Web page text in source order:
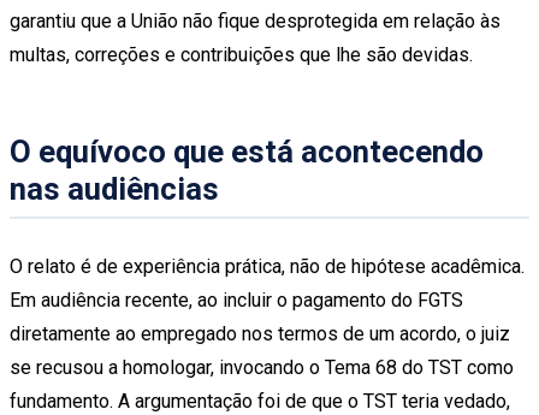
garantiu que a União não fique desprotegida em relação às
multas, correções e contribuições que lhe são devidas.
O equívoco que está acontecendo
nas audiências
O relato é de experiência prática, não de hipótese acadêmica.
Em audiência recente, ao incluir o pagamento do FGTS
diretamente ao empregado nos termos de um acordo, o juiz
se recusou a homologar, invocando o Tema 68 do TST como
fundamento. A argumentação foi de que o TST teria vedado,